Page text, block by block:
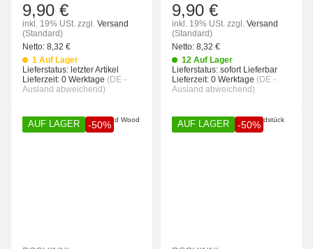
9,90 €
inkl. 19% USt. zzgl. Versand
(Standard)
Netto: 8,32 €
1 Auf Lager
Lieferstatus: letzter Artikel
Lieferzeit: 0 Werktage (DE -
Ausland abweichend)
9,90 €
inkl. 19% USt. zzgl. Versand
(Standard)
Netto: 8,32 €
12 Auf Lager
Lieferstatus: sofort Lieferbar
Lieferzeit: 0 Werktage (DE -
Ausland abweichend)
AUF LAGER -50% AUF LAGER -50%